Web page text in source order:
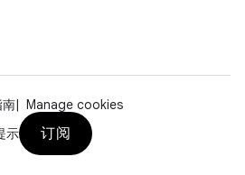
南
Manage cookies
示
订阅